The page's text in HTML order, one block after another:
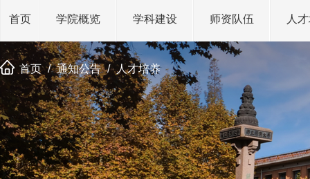
首页 学院概览 学科建设 师资队伍 人
首页 / 通知公告 / 人才培养